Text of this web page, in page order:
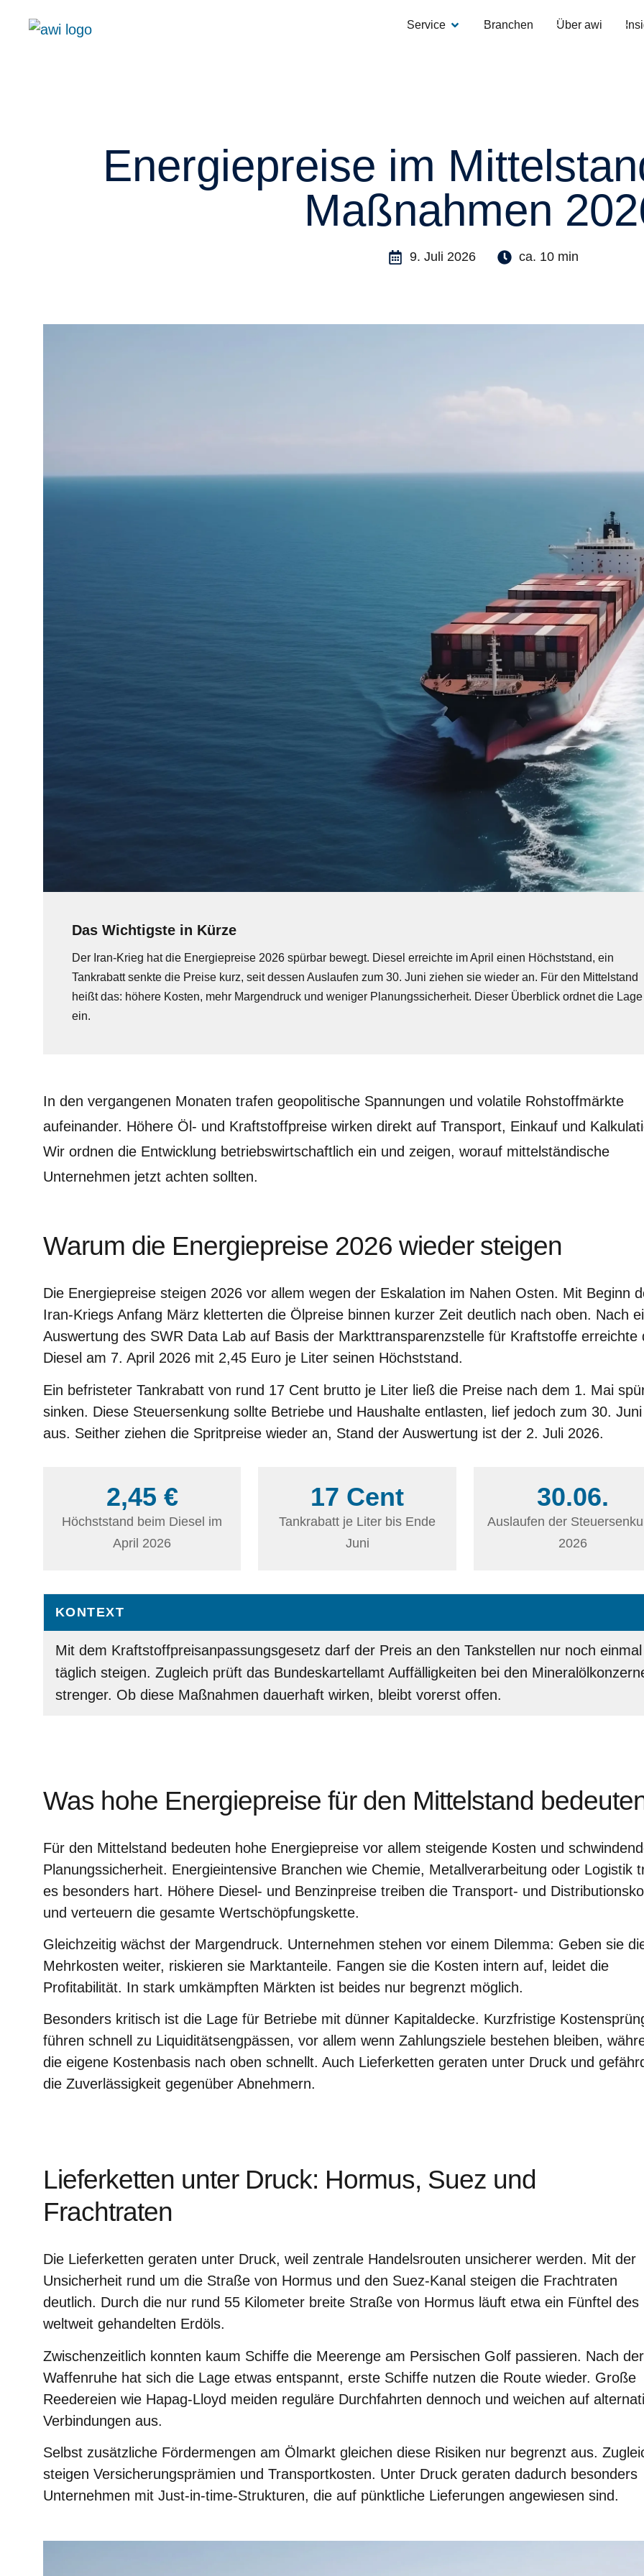
Service Branchen Über awi
Energiepreise im
Maßnahmen
9. Juli 2026 ca. 10 min
Das Wichtigste in Kürze
Der Iran-Krieg hat die Energiepreise 2026 spürbar bewegt. Diesel erreichte im April einen Höchststand, ein
Tankrabatt senkte die Preise kurz, seit dessen Auslaufen zum 30. Juni ziehen sie wieder an. Für den Mittelstand
heißt das: höhere Kosten, mehr Margendruck und weniger Planungssicherheit. Dieser Überblick ordnet die Lage
ein.
In den vergangenen Monaten trafen geopolitische Spannungen und volatile Rohstoffmärkte
aufeinander. Höhere Öl- und Kraftstoffpreise wirken direkt auf Transport, Einkauf und
Wir ordnen die Entwicklung betriebswirtschaftlich ein und zeigen, worauf mittelständische
Unternehmen jetzt achten sollten.
Warum die Energiepreise 2026 wieder steigen
Die Energiepreise steigen 2026 vor allem wegen der Eskalation im Nahen Osten. Mit Beginn
Iran-Kriegs Anfang März kletterten die Ölpreise binnen kurzer Zeit deutlich nach oben. Nach
Auswertung des SWR Data Lab auf Basis der Markttransparenzstelle für Kraftstoffe erreichte
Diesel am 7. April 2026 mit 2,45 Euro je Liter seinen Höchststand.
Ein befristeter Tankrabatt von rund 17 Cent brutto je Liter ließ die Preise nach dem 1. Mai
sinken. Diese Steuersenkung sollte Betriebe und Haushalte entlasten, lief jedoch zum 30. Juni
aus. Seither ziehen die Spritpreise wieder an, Stand der Auswertung ist der 2. Juli 2026.
2,45 €
Höchststand beim Diesel im
April 2026
17 Cent
Tankrabatt je Liter bis Ende
Juni
30.06.
Auslaufen der
2026
KONTEXT
Mit dem Kraftstoffpreisanpassungsgesetz darf der Preis an den Tankstellen nur noch einmal
täglich steigen. Zugleich prüft das Bundeskartellamt Auffälligkeiten bei den
strenger. Ob diese Maßnahmen dauerhaft wirken, bleibt vorerst offen.
Was hohe Energiepreise für den Mittelstand
Für den Mittelstand bedeuten hohe Energiepreise vor allem steigende Kosten und
Planungssicherheit. Energieintensive Branchen wie Chemie, Metallverarbeitung oder Logistik
es besonders hart. Höhere Diesel- und Benzinpreise treiben die Transport- und
und verteuern die gesamte Wertschöpfungskette.
Gleichzeitig wächst der Margendruck. Unternehmen stehen vor einem Dilemma: Geben sie
Mehrkosten weiter, riskieren sie Marktanteile. Fangen sie die Kosten intern auf, leidet die
Profitabilität. In stark umkämpften Märkten ist beides nur begrenzt möglich.
Besonders kritisch ist die Lage für Betriebe mit dünner Kapitaldecke. Kurzfristige
führen schnell zu Liquiditätsengpässen, vor allem wenn Zahlungsziele bestehen bleiben,
die eigene Kostenbasis nach oben schnellt. Auch Lieferketten geraten unter Druck und
die Zuverlässigkeit gegenüber Abnehmern.
Lieferketten unter Druck: Hormus, Suez und
Frachtraten
Die Lieferketten geraten unter Druck, weil zentrale Handelsrouten unsicherer werden. Mit der
Unsicherheit rund um die Straße von Hormus und den Suez-Kanal steigen die Frachtraten
deutlich. Durch die nur rund 55 Kilometer breite Straße von Hormus läuft etwa ein Fünftel des
weltweit gehandelten Erdöls.
Zwischenzeitlich konnten kaum Schiffe die Meerenge am Persischen Golf passieren. Nach der
Waffenruhe hat sich die Lage etwas entspannt, erste Schiffe nutzen die Route wieder. Große
Reedereien wie Hapag-Lloyd meiden reguläre Durchfahrten dennoch und weichen auf
Verbindungen aus.
Selbst zusätzliche Fördermengen am Ölmarkt gleichen diese Risiken nur begrenzt aus.
steigen Versicherungsprämien und Transportkosten. Unter Druck geraten dadurch besonders
Unternehmen mit Just-in-time-Strukturen, die auf pünktliche Lieferungen angewiesen sind.